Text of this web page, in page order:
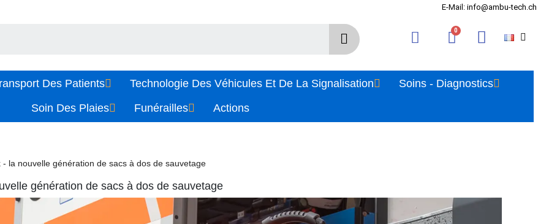
E-Mail: info@ambu-tech.ch
Des Patients Technologie Des Véhicules Et De La Signalisation
Soins - Diagnostics
Soin Des Plaies
Funérailles Actions
- la nouvelle génération de sacs à dos de sauvetage
génération de sacs à dos de sauvetage